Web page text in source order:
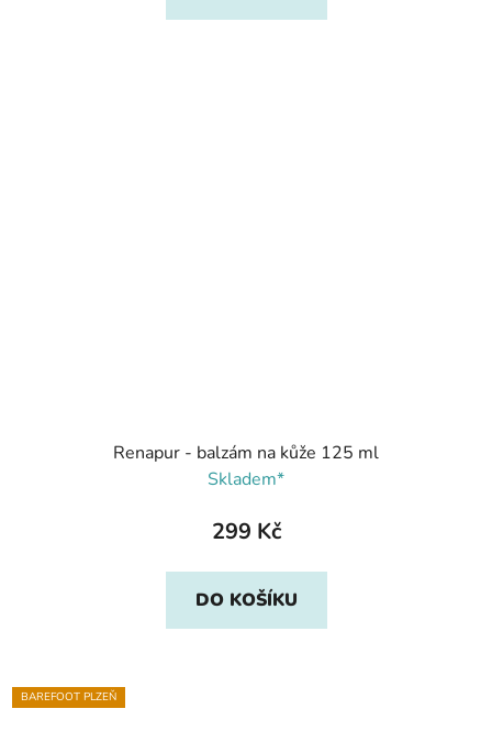
Renapur - balzám na kůže 125 ml
Skladem*
299 Kč
DO KOŠÍKU
BAREFOOT PLZEŇ